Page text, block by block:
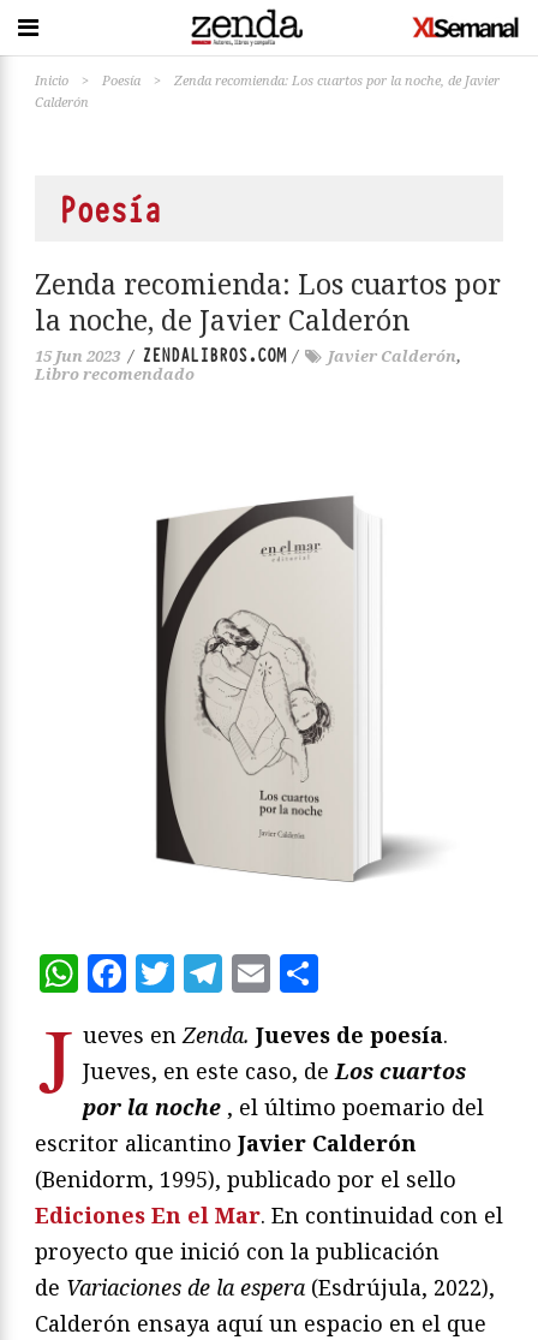
Inicio > Poesía >
Zenda recomienda: Los cuartos por la noche, de Javier
Calderón
Poesía
Zenda recomienda: Los cuartos por
la noche, de Javier Calderón
15 Jun 2023 / ZENDALIBROS.COM/ Javier Calderón,
Libro recomendado
WhatsApp
Facebook
Twitter
Telegram
Email
J ueves enZenda. Jueves de poesía.
Jueves, en este caso, deLos cuartos
por la noche , el último poemario del
escritor alicantino Javier Calderón
(Benidorm, 1995), publicado por el sello
Ediciones En el Mar. En continuidad con el
proyecto que inició con la publicación
de Variaciones de la espera (Esdrújula, 2022),
Calderón ensaya aquí un espacio en el que